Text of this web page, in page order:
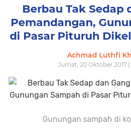
Berbau Tak Sedap
Pemandangan,
di Pasar Pituruh
Achmad Luthfi
Jumat, 20 Oktober 2017 |
Gunungan sampah di